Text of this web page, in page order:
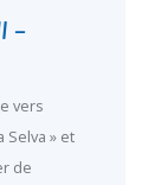
–
vers
Selva » et
de